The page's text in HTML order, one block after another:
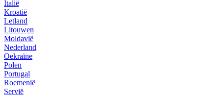
Italië
Kroatië
Letland
Litouwen
Moldavië
Nederland
Oekraïne
Polen
Portugal
Roemenië
Servië